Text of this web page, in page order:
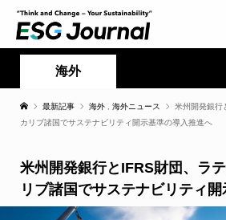
海外
最新記事 海外 海外ニュース
米州開発銀行
カリブ諸国でサステナビリティ開示基準の導入推進へ
米州開発銀行とIFRS財団、ラ
リブ諸国でサステナビリティ
へ